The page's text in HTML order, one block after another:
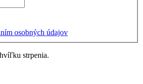
osobných údajov
strpenia.